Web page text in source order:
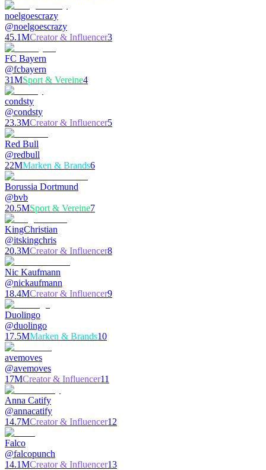
noelgoescrazy
@noelgoescrazy
45.1MCreator & Influencer3
FC Bayern
@fcbayern
31MSport & Vereine4
condsty
@condsty
23.3MCreator & Influencer5
Red Bull
@redbull
22MMarken & Brands6
Borussia Dortmund
@bvb
20.5MSport & Vereine7
KingChristian
@itskingchris
20.3MCreator & Influencer8
Nic Kaufmann
@nickaufmann
18.4MCreator & Influencer9
Duolingo
@duolingo
17.5MMarken & Brands10
avemoves
@avemoves
17MCreator & Influencer11
Anna Catify
@annacatify
14.7MCreator & Influencer12
Falco
@falcopunch
14.1MCreator & Influencer13